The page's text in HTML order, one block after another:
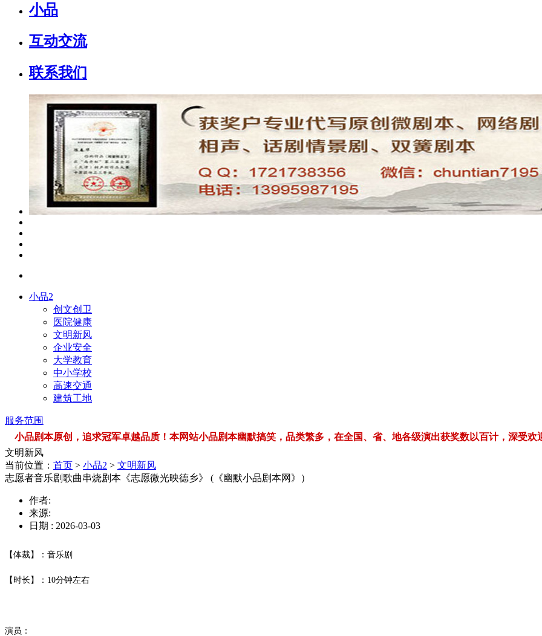
小品
互动交流
联系我们
小品2
创文创卫
医院健康
文明新风
企业安全
大学教育
中小学校
高速交通
建筑工地
服务范围
小品剧本原创，追求冠军卓越品质！本网站小品剧本幽默搞笑，品类繁多，在全国、省、地各级演出获奖数以百计，深受欢
文明新风
当前位置： 首页 > 小品2 > 文明新风
志愿者音乐剧歌曲串烧剧本《志愿微光映德乡》 (《幽默小品剧本网》）
作者:
来源:
日期 : 2026-03-03
【体裁】：音乐剧
【时长】：10分钟左右
演员：